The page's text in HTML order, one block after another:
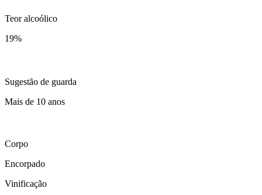
Teor alcoólico
19%
Sugestão de guarda
Mais de 10 anos
Corpo
Encorpado
Vinificação